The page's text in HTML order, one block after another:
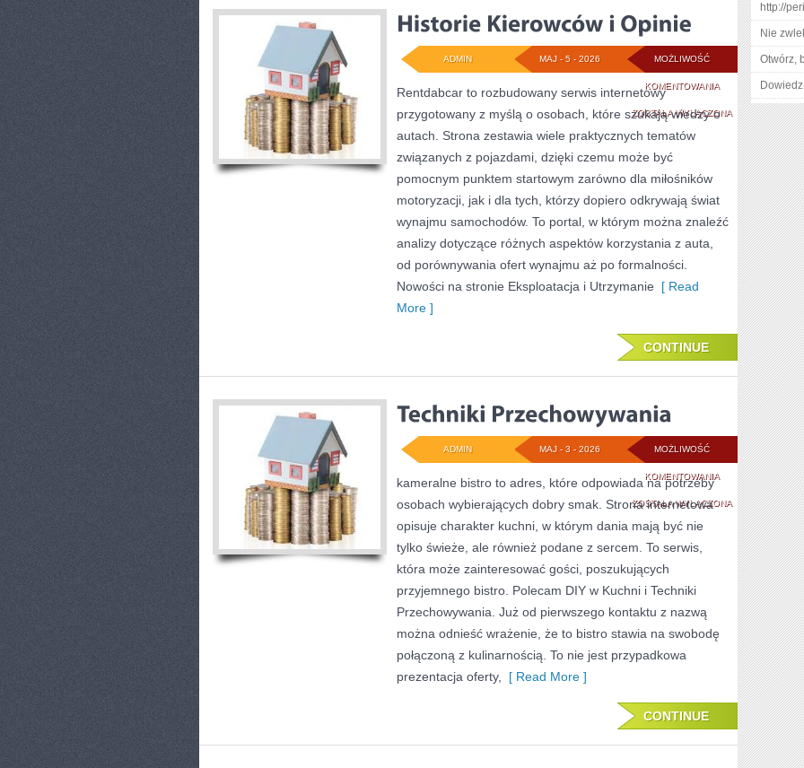
MOŻLIWOŚĆ
KOMENTOWANIAHISTORIE
KIEROWCÓW
OPINIE
ZOSTAŁA WYŁĄCZONA
MAJ - 5 - 2026
ADMIN
Rentdabcar to rozbudowany serwis internetowy
przygotowany z myślą o osobach, które szukają wiedzy o
autach. Strona zestawia wiele praktycznych tematów
związanych z pojazdami, dzięki czemu może być
pomocnym punktem startowym zarówno dla miłośników
motoryzacji, jak i dla tych, którzy dopiero odkrywają świat
wynajmu samochodów. To portal, w którym można znaleźć
analizy dotyczące różnych aspektów korzystania z auta,
od porównywania ofert wynajmu aż po formalności.
Nowości na stronie Eksploatacja i Utrzymanie [ Read
More ]
CONTINUE
MOŻLIWOŚĆ
KOMENTOWANIATECHNIKI
ZOSTAŁA WYŁĄCZONA
MAJ - 3 - 2026
ADMIN
kameralne bistro to adres, które odpowiada na potrzeby
osobach wybierających dobry smak. Strona internetowa
opisuje charakter kuchni, w którym dania mają być nie
tylko świeże, ale również podane z sercem. To serwis,
która może zainteresować gości, poszukujących
przyjemnego bistro. Polecam DIY w Kuchni i Techniki
Przechowywania. Już od pierwszego kontaktu z nazwą
można odnieść wrażenie, że to bistro stawia na swobodę
połączoną z kulinarnością. To nie jest przypadkowa
prezentacja oferty,
[ Read More ]
CONTINUE
http://
Nie
Otwórz,